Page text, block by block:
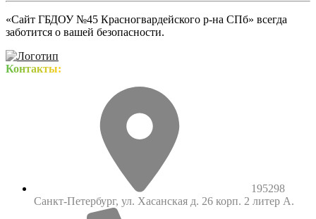
«Сайт ГБДОУ №45 Красногвардейского р-на СПб» всегда
заботится о вашей безопасности.
Контакты:
195298
Санкт-Петербург, ул. Хасанская д. 26 корп. 2 литер А.